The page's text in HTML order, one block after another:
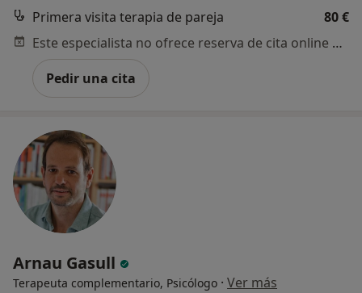
Primera visita terapia de pareja
80 €
Este especialista no ofrece reserva de cita online en esta dirección.
Pedir una cita
Arnau Gasull
Terapeuta complementario, Psicólogo · Ver más